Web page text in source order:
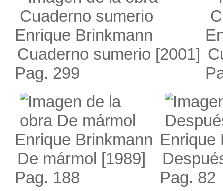
Enrique Brinkmann
Cuaderno sumerio [2001]
Pag. 299
Enrique Brinkmann
De mármol [1989]
Pag. 188
Enrique
Pag. 82